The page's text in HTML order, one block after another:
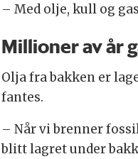
– Med olje, kull og
Millioner av år
Olja fra bakken er
fantes.
– Når vi brenner
blitt lagret under